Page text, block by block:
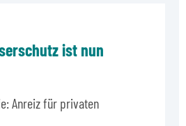
ist nun
Anreiz für privaten